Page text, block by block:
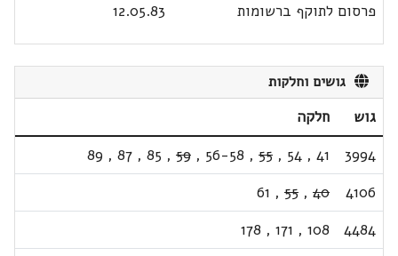
פרסום לתוקף ברשומות
12.05.83
גושים וחלקות
גוש
חלקה
3994
41
,
54
,
55
,
56-58
,
59
,
85
,
87
,
89
4106
40
,
55
,
61
4484
108
,
171
,
178